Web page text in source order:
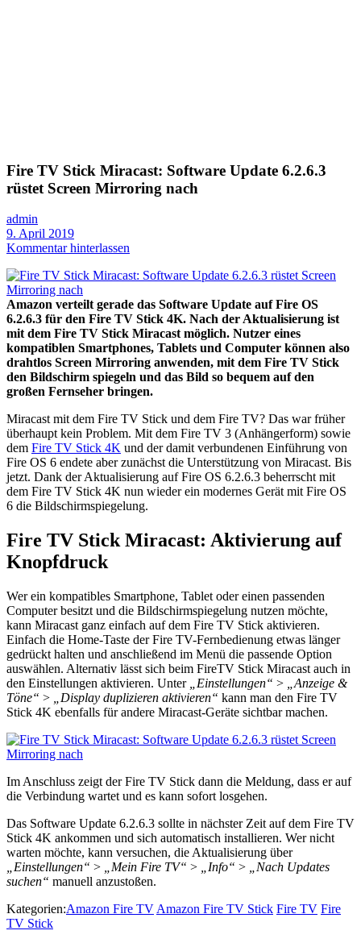
Fire TV Stick Miracast: Software Update 6.2.6.3
rüstet Screen Mirroring nach
admin
9. April 2019
Kommentar hinterlassen
Amazon verteilt gerade das Software Update auf Fire OS
6.2.6.3 für den Fire TV Stick 4K. Nach der Aktualisierung ist
mit dem Fire TV Stick Miracast möglich. Nutzer eines
kompatiblen Smartphones, Tablets und Computer können also
drahtlos Screen Mirroring anwenden, mit dem Fire TV Stick
den Bildschirm spiegeln und das Bild so bequem auf den
großen Fernseher bringen.
Miracast mit dem Fire TV Stick und dem Fire TV? Das war früher
überhaupt kein Problem. Mit dem Fire TV 3 (Anhängerform) sowie
dem Fire TV Stick 4K und der damit verbundenen Einführung von
Fire OS 6 endete aber zunächst die Unterstützung von Miracast. Bis
jetzt. Dank der Aktualisierung auf Fire OS 6.2.6.3 beherrscht mit
dem Fire TV Stick 4K nun wieder ein modernes Gerät mit Fire OS
6 die Bildschirmspiegelung.
Fire TV Stick Miracast: Aktivierung auf
Knopfdruck
Wer ein kompatibles Smartphone, Tablet oder einen passenden
Computer besitzt und die Bildschirmspiegelung nutzen möchte,
kann Miracast ganz einfach auf dem Fire TV Stick aktivieren.
Einfach die Home-Taste der Fire TV-Fernbedienung etwas länger
gedrückt halten und anschließend im Menü die passende Option
auswählen. Alternativ lässt sich beim FireTV Stick Miracast auch in
den Einstellungen aktivieren. Unter
„Einstellungen“ >
„Anzeige &
Töne“ > „Display duplizieren aktivieren“ kann man den Fire TV
Stick 4K ebenfalls für andere Miracast-Geräte sichtbar machen.
Im Anschluss zeigt der Fire TV Stick dann die Meldung, dass er auf
die Verbindung wartet und es kann sofort losgehen.
Das Software Update 6.2.6.3 sollte in nächster Zeit auf dem Fire TV
Stick 4K ankommen und sich automatisch installieren. Wer nicht
warten möchte, kann versuchen, die Aktualisierung über
„Einstellungen“ > „Mein Fire TV“ > „Info“ >
„Nach Updates
suchen“ manuell anzustoßen.
Kategorien:Amazon Fire TV Amazon Fire TV Stick Fire TV Fire
TV Stick